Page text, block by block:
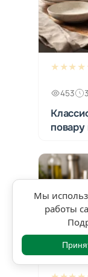
453
Мы
работы